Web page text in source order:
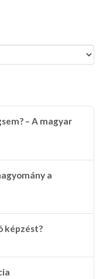
– A magyar
a
képzést?